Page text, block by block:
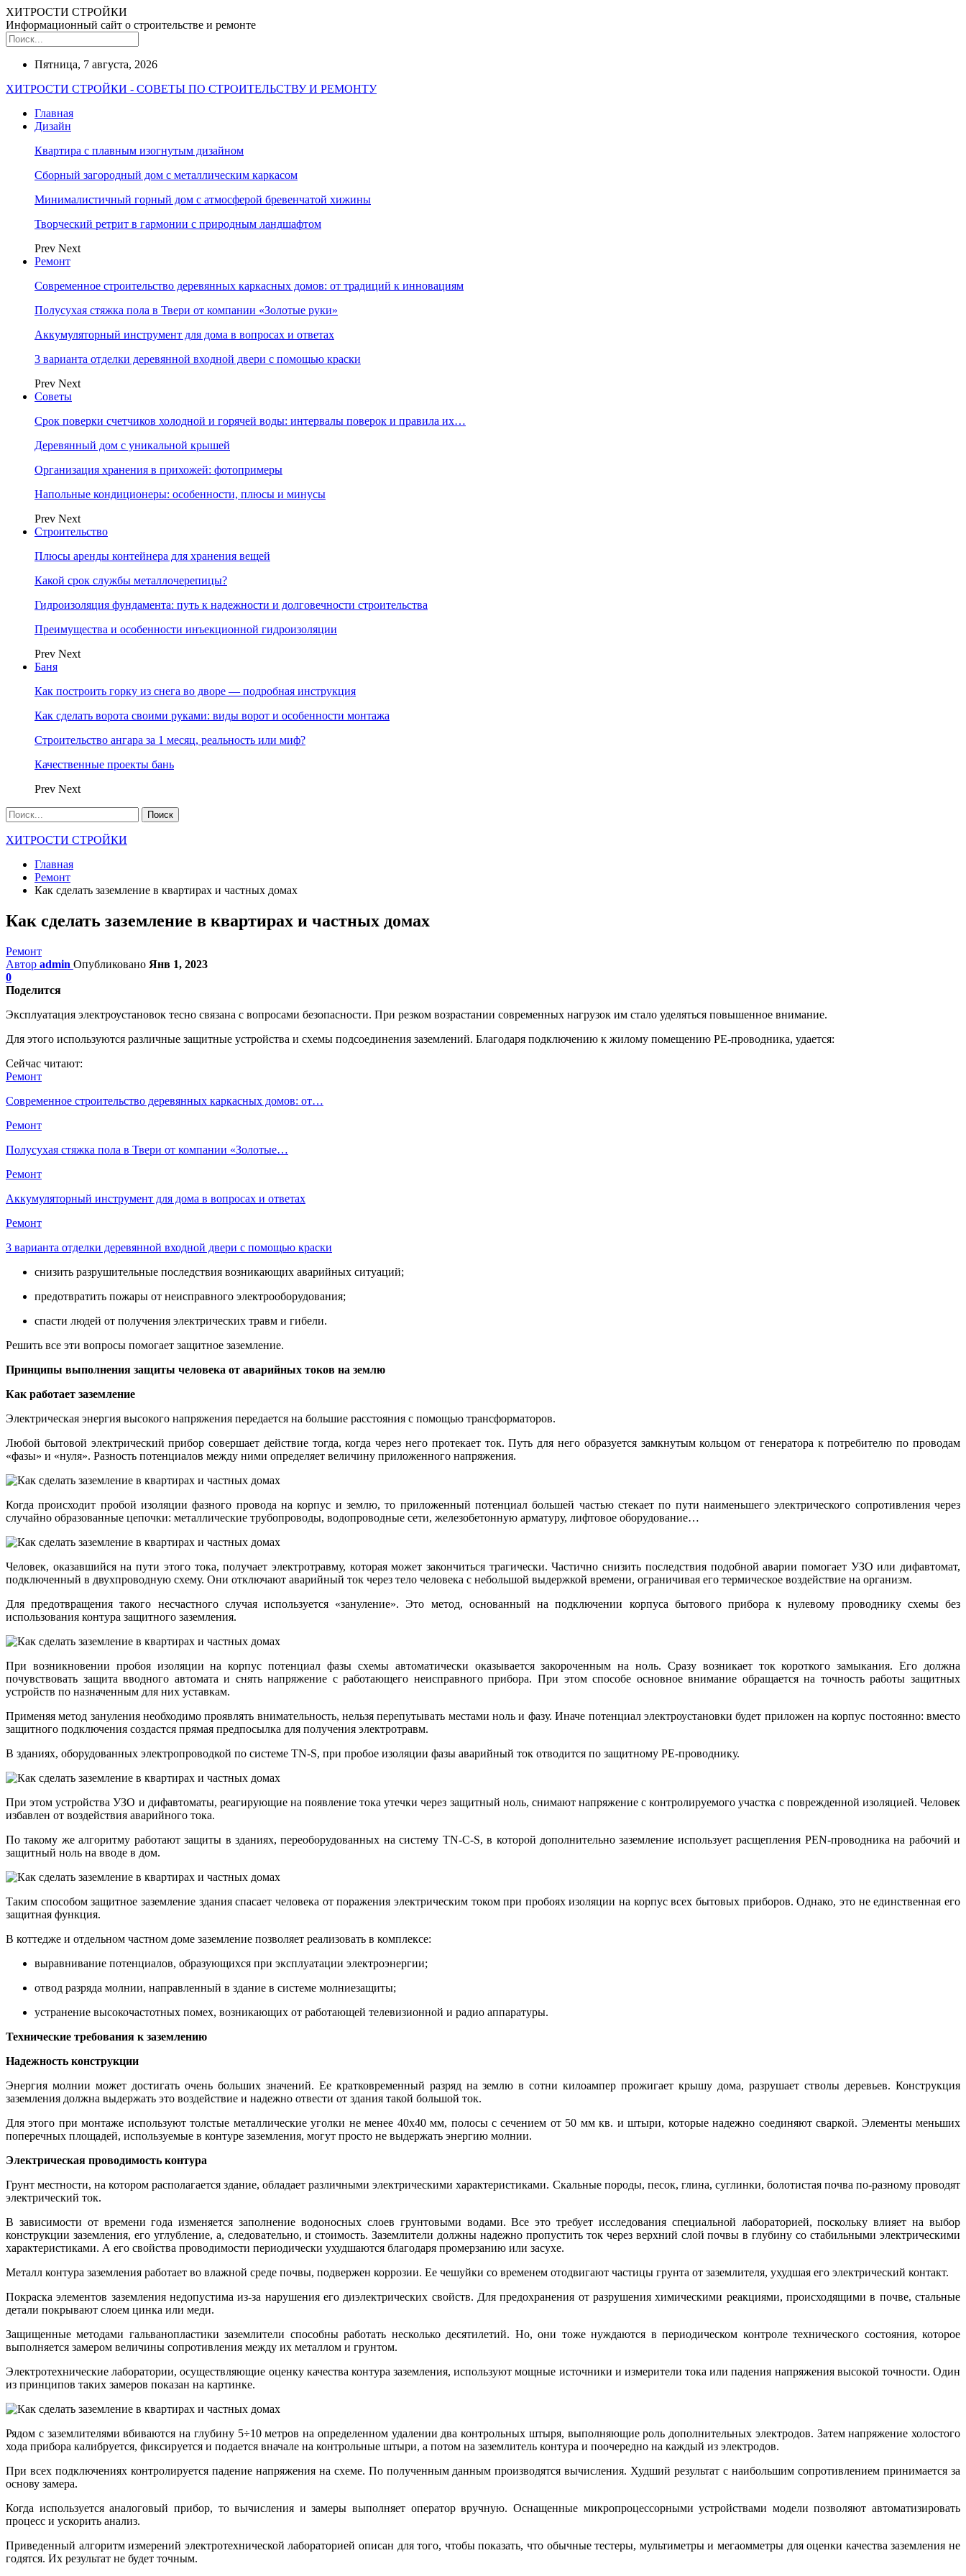
ХИТРОСТИ СТРОЙКИ
Информационный сайт о строительстве и ремонте
Пятница, 7 августа, 2026
ХИТРОСТИ СТРОЙКИ - СОВЕТЫ ПО СТРОИТЕЛЬСТВУ И РЕМОНТУ
Главная
Дизайн
Квартира с плавным изогнутым дизайном
Сборный загородный дом с металлическим каркасом
Минималистичный горный дом с атмосферой бревенчатой хижины
Творческий ретрит в гармонии с природным ландшафтом
Prev Next
Ремонт
Современное строительство деревянных каркасных домов: от традиций к инновациям
Полусухая стяжка пола в Твери от компании «Золотые руки»
Аккумуляторный инструмент для дома в вопросах и ответах
3 варианта отделки деревянной входной двери с помощью краски
Prev Next
Советы
Срок поверки счетчиков холодной и горячей воды: интервалы поверок и правила их…
Деревянный дом с уникальной крышей
Организация хранения в прихожей: фотопримеры
Напольные кондиционеры: особенности, плюсы и минусы
Prev Next
Строительство
Плюсы аренды контейнера для хранения вещей
Какой срок службы металлочерепицы?
Гидроизоляция фундамента: путь к надежности и долговечности строительства
Преимущества и особенности инъекционной гидроизоляции
Prev Next
Баня
Как построить горку из снега во дворе — подробная инструкция
Как сделать ворота своими руками: виды ворот и особенности монтажа
Строительство ангара за 1 месяц, реальность или миф?
Качественные проекты бань
Prev Next
ХИТРОСТИ СТРОЙКИ
Главная
Ремонт
Как сделать заземление в квартирах и частных домах
Как сделать заземление в квартирах и частных домах
Ремонт
Автор admin Опубликовано Янв 1, 2023
0
Поделится
Эксплуатация электроустановок тесно связана с вопросами безопасности. При резком возрастании современных нагрузок им стало уделяться повышенное внимание.
Для этого используются различные защитные устройства и схемы подсоединения заземлений. Благодаря подключению к жилому помещению РЕ-проводника, удается:
Сейчас читают:
Ремонт
Современное строительство деревянных каркасных домов: от…
Ремонт
Полусухая стяжка пола в Твери от компании «Золотые…
Ремонт
Аккумуляторный инструмент для дома в вопросах и ответах
Ремонт
3 варианта отделки деревянной входной двери с помощью краски
снизить разрушительные последствия возникающих аварийных ситуаций;
предотвратить пожары от неисправного электрооборудования;
спасти людей от получения электрических травм и гибели.
Решить все эти вопросы помогает защитное заземление.
Принципы выполнения защиты человека от аварийных токов на землю
Как работает заземление
Электрическая энергия высокого напряжения передается на большие расстояния с помощью трансформаторов.
Любой бытовой электрический прибор совершает действие тогда, когда через него протекает ток. Путь для него образуется замкнутым кольцом от генератора к потребителю по проводам
«фазы» и «нуля». Разность потенциалов между ними определяет величину приложенного напряжения.
Когда происходит пробой изоляции фазного провода на корпус и землю, то приложенный потенциал большей частью стекает по пути наименьшего электрического сопротивления через
случайно образованные цепочки: металлические трубопроводы, водопроводные сети, железобетонную арматуру, лифтовое оборудование…
Человек, оказавшийся на пути этого тока, получает электротравму, которая может закончиться трагически. Частично снизить последствия подобной аварии помогает УЗО или дифавтомат,
подключенный в двухпроводную схему. Они отключают аварийный ток через тело человека с небольшой выдержкой времени, ограничивая его термическое воздействие на организм.
Для предотвращения такого несчастного случая используется «зануление». Это метод, основанный на подключении корпуса бытового прибора к нулевому проводнику схемы без
использования контура защитного заземления.
При возникновении пробоя изоляции на корпус потенциал фазы схемы автоматически оказывается закороченным на ноль. Сразу возникает ток короткого замыкания. Его должна
почувствовать защита вводного автомата и снять напряжение с работающего неисправного прибора. При этом способе основное внимание обращается на точность работы защитных
устройств по назначенным для них уставкам.
Применяя метод зануления необходимо проявлять внимательность, нельзя перепутывать местами ноль и фазу. Иначе потенциал электроустановки будет приложен на корпус постоянно: вместо
защитного подключения создастся прямая предпосылка для получения электротравм.
В зданиях, оборудованных электропроводкой по системе TN-S, при пробое изоляции фазы аварийный ток отводится по защитному РЕ-проводнику.
При этом устройства УЗО и дифавтоматы, реагирующие на появление тока утечки через защитный ноль, снимают напряжение с контролируемого участка с поврежденной изоляцией. Человек
избавлен от воздействия аварийного тока.
По такому же алгоритму работают защиты в зданиях, переоборудованных на систему TN-C-S, в которой дополнительно заземление использует расщепления PEN-проводника на рабочий и
защитный ноль на вводе в дом.
Таким способом защитное заземление здания спасает человека от поражения электрическим током при пробоях изоляции на корпус всех бытовых приборов. Однако, это не единственная его
защитная функция.
В коттедже и отдельном частном доме заземление позволяет реализовать в комплексе:
выравнивание потенциалов, образующихся при эксплуатации электроэнергии;
отвод разряда молнии, направленный в здание в системе молниезащиты;
устранение высокочастотных помех, возникающих от работающей телевизионной и радио аппаратуры.
Технические требования к заземлению
Надежность конструкции
Энергия молнии может достигать очень больших значений. Ее кратковременный разряд на землю в сотни килоампер прожигает крышу дома, разрушает стволы деревьев. Конструкция
заземления должна выдержать это воздействие и надежно отвести от здания такой большой ток.
Для этого при монтаже используют толстые металлические уголки не менее 40х40 мм, полосы с сечением от 50 мм кв. и штыри, которые надежно соединяют сваркой. Элементы меньших
поперечных площадей, используемые в контуре заземления, могут просто не выдержать энергию молнии.
Электрическая проводимость контура
Грунт местности, на котором располагается здание, обладает различными электрическими характеристиками. Скальные породы, песок, глина, суглинки, болотистая почва по-разному проводят
электрический ток.
В зависимости от времени года изменяется заполнение водоносных слоев грунтовыми водами. Все это требует исследования специальной лабораторией, поскольку влияет на выбор
конструкции заземления, его углубление, а, следовательно, и стоимость. Заземлители должны надежно пропустить ток через верхний слой почвы в глубину со стабильными электрическими
характеристиками. А его свойства проводимости периодически ухудшаются благодаря промерзанию или засухе.
Металл контура заземления работает во влажной среде почвы, подвержен коррозии. Ее чешуйки со временем отодвигают частицы грунта от заземлителя, ухудшая его электрический контакт.
Покраска элементов заземления недопустима из-за нарушения его диэлектрических свойств. Для предохранения от разрушения химическими реакциями, происходящими в почве, стальные
детали покрывают слоем цинка или меди.
Защищенные методами гальванопластики заземлители способны работать несколько десятилетий. Но, они тоже нуждаются в периодическом контроле технического состояния, которое
выполняется замером величины сопротивления между их металлом и грунтом.
Электротехнические лаборатории, осуществляющие оценку качества контура заземления, используют мощные источники и измерители тока или падения напряжения высокой точности. Один
из принципов таких замеров показан на картинке.
Рядом с заземлителями вбиваются на глубину 5÷10 метров на определенном удалении два контрольных штыря, выполняющие роль дополнительных электродов. Затем напряжение холостого
хода прибора калибруется, фиксируется и подается вначале на контрольные штыри, а потом на заземлитель контура и поочередно на каждый из электродов.
При всех подключениях контролируется падение напряжения на схеме. По полученным данным производятся вычисления. Худший результат с наибольшим сопротивлением принимается за
основу замера.
Когда используется аналоговый прибор, то вычисления и замеры выполняет оператор вручную. Оснащенные микропроцессорными устройствами модели позволяют автоматизировать
процесс и ускорить анализ.
Приведенный алгоритм измерений электротехнической лабораторией описан для того, чтобы показать, что обычные тестеры, мультиметры и мегаомметры для оценки качества заземления не
годятся. Их результат не будет точным.